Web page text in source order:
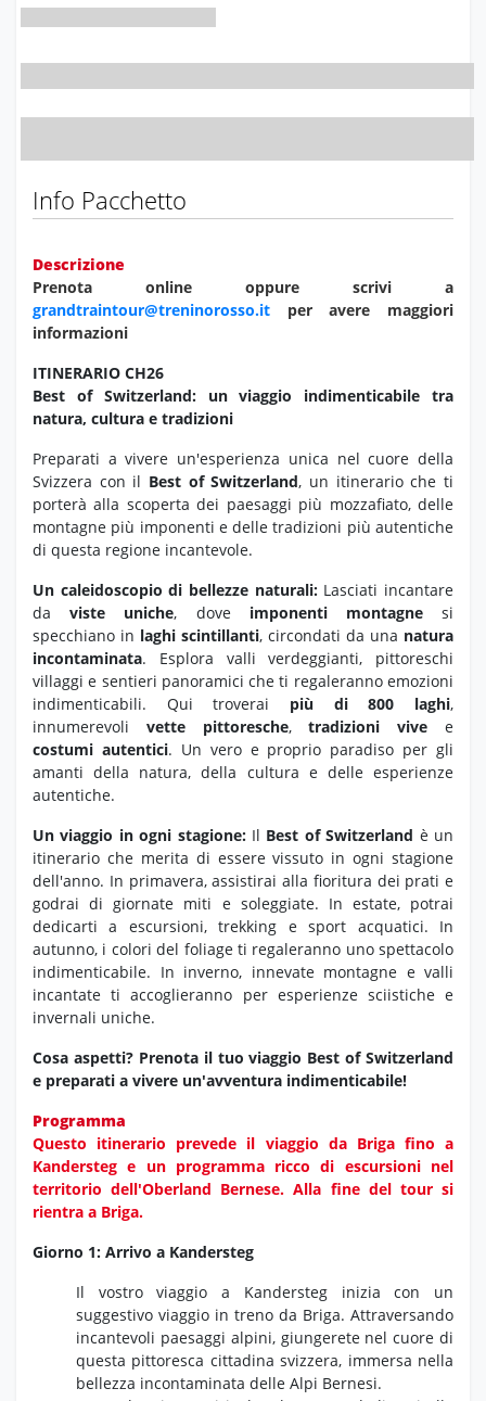
Info Pacchetto
Descrizione
Prenota online oppure scrivi a
grandtraintour@treninorosso.it
per avere maggiori
informazioni
ITINERARIO CH26
Best of Switzerland: un viaggio indimenticabile tra
natura, cultura e tradizioni
Preparati a vivere un'esperienza unica nel cuore della
Svizzera con il Best of Switzerland, un itinerario che ti
porterà alla scoperta dei paesaggi più mozzafiato,delle
montagne più imponenti e delle tradizioni più autentiche
di questa regione incantevole.
Un caleidoscopio di bellezze naturali: Lasciati incantare
daviste uniche, dove imponenti montagnesi
specchiano in laghi scintillanti, circondati da una natura
incontaminata. Esplora valli verdeggianti, pittoreschi
villaggi e sentieri panoramici che ti regaleranno emozioni
indimenticabili. Qui troverai più di 800 laghi,
innumerevoli vette pittoresche,tradizioni vive e
costumi autentici. Un vero e proprio paradiso per gli
amanti della natura, della cultura e delle esperienze
autentiche.
Un viaggio in ogni stagione: Il Best of Switzerland è un
itinerario che merita di essere vissuto in ogni stagione
dell'anno. In primavera,assistirai alla fioritura dei prati e
godrai di giornate miti e soleggiate. In estate,potrai
dedicarti a escursioni,trekking e sport acquatici. In
autunno, i colori del foliage ti regaleranno uno spettacolo
indimenticabile. In inverno, innevate montagne e valli
incantate ti accoglieranno per esperienze sciistiche e
invernali uniche.
Cosa aspetti? Prenota il tuo viaggio Best of Switzerland
e preparati a vivere un'avventura indimenticabile!
Programma
Questo itinerario prevede il viaggio da Briga fino a
Kandersteg e un programma ricco di escursioni nel
territorio dell'Oberland Bernese. Alla fine del tour si
rientra a Briga.
Giorno 1: Arrivo a Kandersteg
Il vostro viaggio a Kandersteg inizia con un
suggestivo viaggio in treno da Briga. Attraversando
incantevoli paesaggi alpini,giungerete nel cuore di
questa pittoresca cittadina svizzera, immersa nella
bellezza incontaminata delle Alpi Bernesi.